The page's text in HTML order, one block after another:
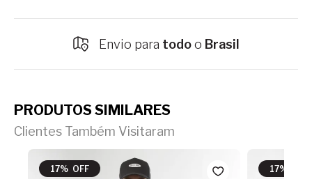
Envio para todoo Brasil
PRODUTOS SIMILARES
Clientes Também Visitaram
17% OFF 17% OFF